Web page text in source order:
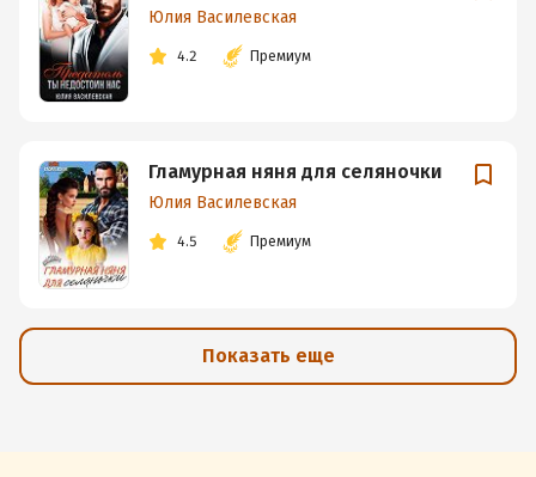
Юлия Василевская
4.2 Премиум
Гламурная няня для селяночки
Юлия Василевская
4.5 Премиум
Показать еще